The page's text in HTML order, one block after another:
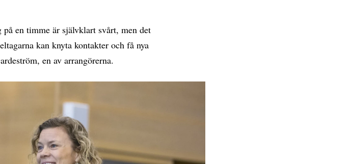
en timme är självklart svårt, men det
kan knyta kontakter och få nya
en av arrangörerna.